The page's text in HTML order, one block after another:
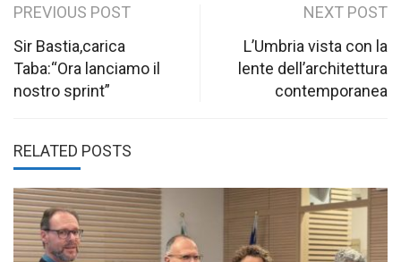
Post
navigation
PREVIOUS POST
Sir Bastia,carica
Taba:“Ora lanciamo il
nostro sprint”
NEXT POST
L’Umbria vista con la
lente dell’architettura
contemporanea
RELATED POSTS